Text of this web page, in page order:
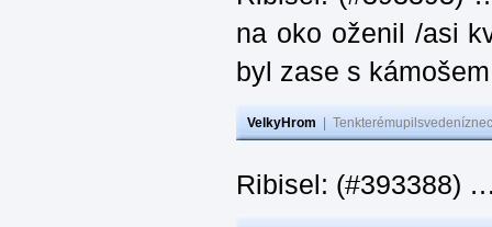
na oko oženil /asi
byl zase s
VelkyHrom
Ribisel: (#393388)